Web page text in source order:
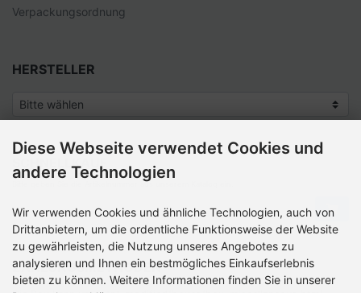
Verpackungsordnung
HERSTELLER
SCHNELLKAUF
Bitte geben Sie die Artikelnummer aus unserem Katalog ein.
ZAHLUNGSMETHODEN
Diese Webseite verwendet Cookies und
andere Technologien
Wir verwenden Cookies und ähnliche Technologien, auch von
Drittanbietern, um die ordentliche Funktionsweise der Website
zu gewährleisten, die Nutzung unseres Angebotes zu
analysieren und Ihnen ein bestmögliches Einkaufserlebnis
bieten zu können. Weitere Informationen finden Sie in unserer